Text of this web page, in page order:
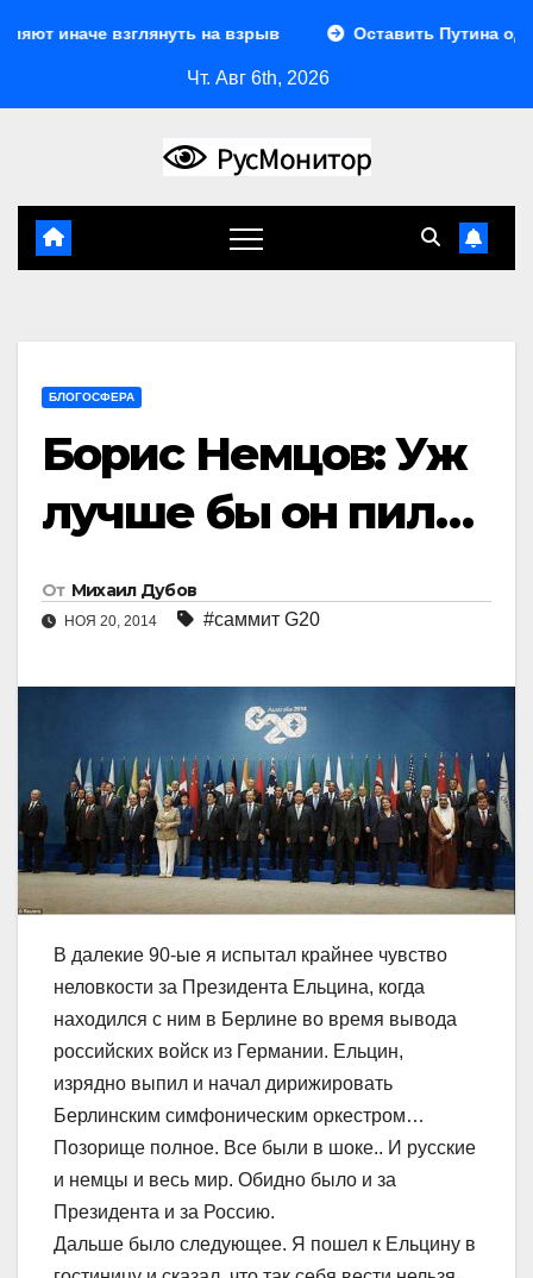
взглянуть на взрыв Оставить Путина одного
Чт. Авг 6th, 2026
БЛОГОСФЕРА
Борис Немцов: Уж
лучше бы он пил…
От Михаил Дубов
НОЯ 20, 2014 #саммит G20
В далекие 90-ые я испытал крайнее чувство
неловкости за Президента Ельцина, когда
находился с ним в Берлине во время вывода
российских войск из Германии. Ельцин,
изрядно выпил и начал дирижировать
Берлинским симфоническим оркестром…
Позорище полное. Все были в шоке.. И русские
и немцы и весь мир. Обидно было и за
Президента и за Россию.
Дальше было следующее. Я пошел к Ельцину в